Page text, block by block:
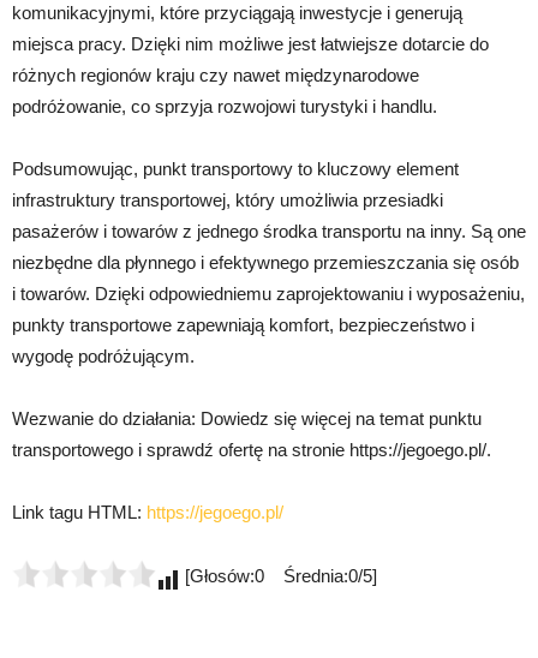
komunikacyjnymi, które przyciągają inwestycje i generują
miejsca pracy. Dzięki nim możliwe jest łatwiejsze dotarcie do
różnych regionów kraju czy nawet międzynarodowe
podróżowanie, co sprzyja rozwojowi turystyki i handlu.
Podsumowując, punkt transportowy to kluczowy element
infrastruktury transportowej, który umożliwia przesiadki
pasażerów i towarów z jednego środka transportu na inny. Są one
niezbędne dla płynnego i efektywnego przemieszczania się osób
i towarów. Dzięki odpowiedniemu zaprojektowaniu i wyposażeniu,
punkty transportowe zapewniają komfort, bezpieczeństwo i
wygodę podróżującym.
Wezwanie do działania: Dowiedz się więcej na temat punktu
transportowego i sprawdź ofertę na stronie https://jegoego.pl/.
Link tagu HTML: https://jegoego.pl/
[Głosów:0 Średnia:0/5]